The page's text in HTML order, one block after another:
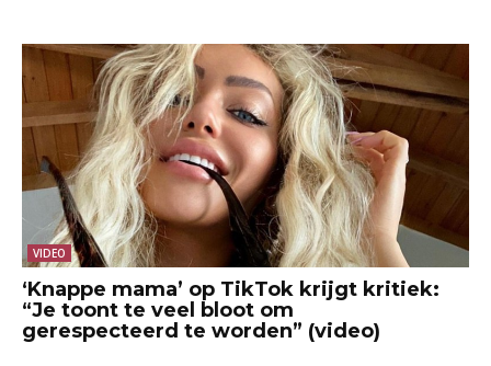
VIDEO
‘Knappe mama’ op TikTok krijgt kritiek:
“Je toont te veel bloot om
gerespecteerd te worden” (video)